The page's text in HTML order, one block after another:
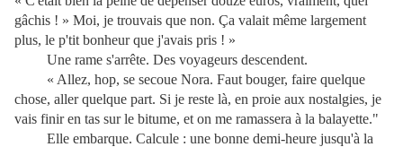
gâchis ! » Moi, je trouvais que non. Ça valait même largement
plus, le p'tit bonheur que j'avais pris ! »
Une rame s'arrête. Des voyageurs descendent.
« Allez, hop, se secoue Nora. Faut bouger, faire quelque
chose, aller quelque part. Si je reste là, en proie aux nostalgies, je
vais finir en tas sur le bitume, et on me ramassera à la balayette."
Elle embarque. Calcule : une bonne demi-heure jusqu'à la